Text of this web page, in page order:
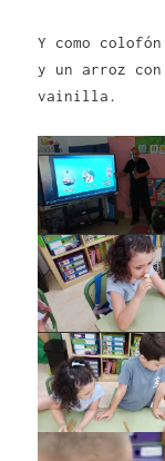
Y como
y un arroz
vainilla.